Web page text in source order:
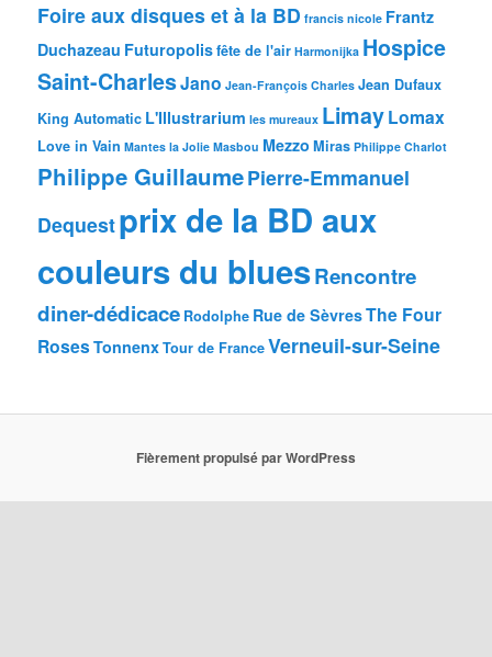
Foire aux disques et à la BD francis nicole Frantz
Duchazeau Futuropolisfête de l'air Harmonijka Hospice
Saint-CharlesJano Jean-François Charles Jean Dufaux
King Automatic L'Illustrarium les mureaux LimayLomax
Love in Vain Mantes la Jolie Masbou Mezzo Miras Philippe Charlot
Philippe GuillaumePierre-Emmanuel
Dequestprix de la BD aux
couleurs du bluesRencontre
diner-dédicace Rodolphe Rue de SèvresThe Four
RosesTonnenxTour de FranceVerneuil-sur-Seine
Fièrement propulsé par WordPress